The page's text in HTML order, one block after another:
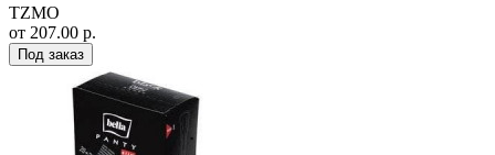
TZMO
от 207.00 р.
Под заказ